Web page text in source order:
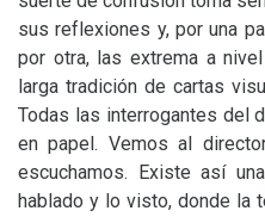
sus reflexiones y, por una
por otra, las extrema a
larga tradición de cartas
Todas las interrogantes del
en papel. Vemos al
escuchamos. Existe así
hablado y lo visto, donde la